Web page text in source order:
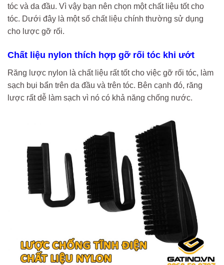
tóc và da đầu. Vì vậy bạn nên chọn một chất liệu tốt cho
tóc. Dưới đây là một số chất liệu chính thường sử dụng
cho lược gỡ rối.
Chất liệu nylon thích hợp gỡ rối tóc khi ướt
Răng lược nylon là chất liệu rất tốt cho việc gỡ rối tóc, làm
sạch bụi bẩn trên da đầu và trên tóc. Bên cạnh đó, răng
lược rất dễ làm sạch vì nó có khả năng chống nước.